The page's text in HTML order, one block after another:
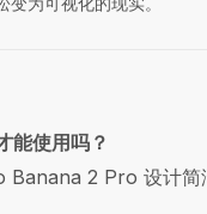
能使用吗？
Banana 2 Pro 设计